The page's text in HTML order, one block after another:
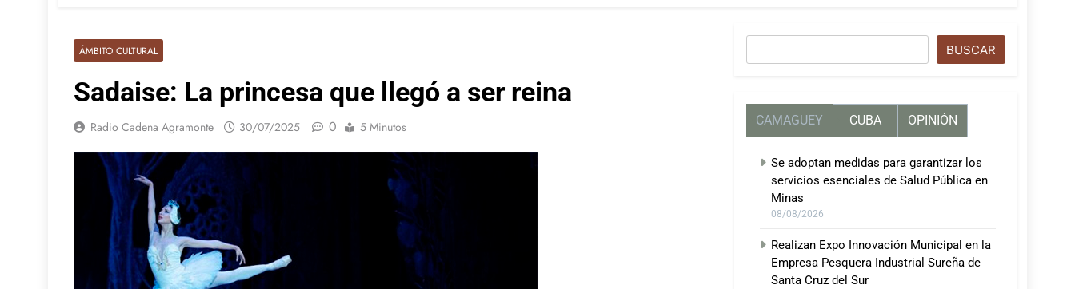
ÁMBITO CULTURAL
Sadaise: La princesa que llegó a ser reina
Radio Cadena Agramonte 30/07/2025 0 5 Minutos
BUSCAR
CAMAGUEY CUBA OPINIÓN
Se adoptan medidas para garantizar los
servicios esenciales de Salud Pública en
Minas
08/08/2026
Realizan Expo Innovación Municipal en la
Empresa Pesquera Industrial Sureña de
Santa Cruz del Sur